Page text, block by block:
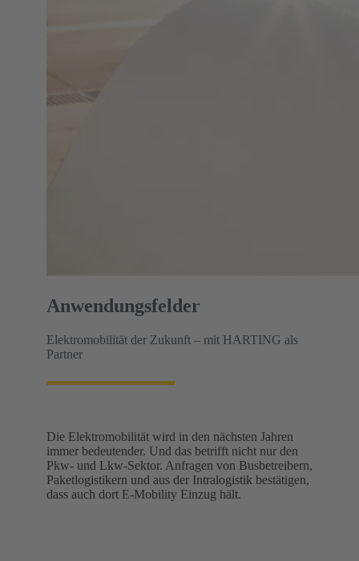
Anwendungsfelder
Elektromobilität der Zukunft – mit HARTING als
Partner
Die Elektromobilität wird in den nächsten Jahren
immer bedeutender. Und das betrifft nicht nur den
Pkw- und Lkw-Sektor. Anfragen von Busbetreibern,
Paketlogistikern und aus der Intralogistik bestätigen,
dass auch dort E-Mobility Einzug hält.